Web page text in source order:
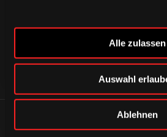
Alle zulassen
Auswahl
Ablehnen
ÄHNLICHE NEWS